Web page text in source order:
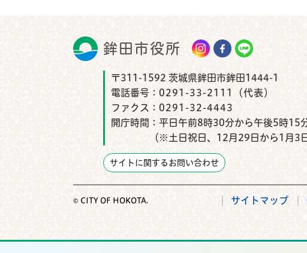
鉾田市役所 鉾田市公式
鉾田市鉾
〒311-1592 茨城県鉾田市鉾田1444-1
電話番号： 0291-33-2111（代表）
ファクス： 0291-32-4443
開庁時間： 平日午前8時30分から午後5時15
（※土日祝日、12月29日から1月3
サイトに関するお問い合わせ
© CITY OF HOKOTA. サイトマップ